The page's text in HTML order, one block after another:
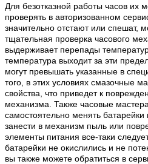
Для безотказной работы часов их
проверять в авторизованном
значительно отстают или спешат,
тщательная проверка часового
выдерживает перепады
температура выходит за эти
могут превышать указанные в
того, в этих условиях смазочные
свойства, что приведет к
механизма. Также часовые
самостоятельно менять
занести в механизм пыль или
элементы питания все-таки
батарейки не окислились и не
вы также можете обратиться в